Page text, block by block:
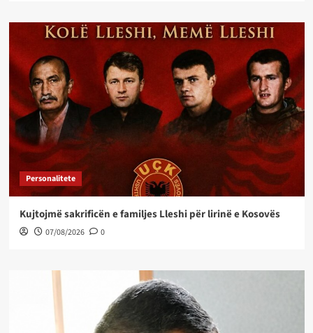
Personalitete
Kujtojmë sakrificën e familjes Lleshi për lirinë e Kosovës
07/08/2026 0